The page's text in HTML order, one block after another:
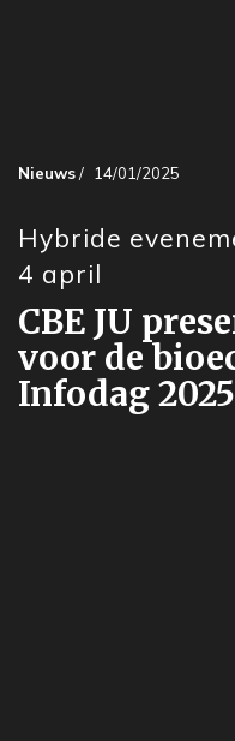
Nieuws/ 14/01/2025
Hybride
4 april
CBE JU
voor de
Infodag